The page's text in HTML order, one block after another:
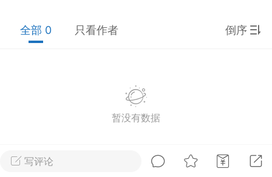
小海（HAi）
写评论
全部 0 只看作者 倒序
暂没有数据